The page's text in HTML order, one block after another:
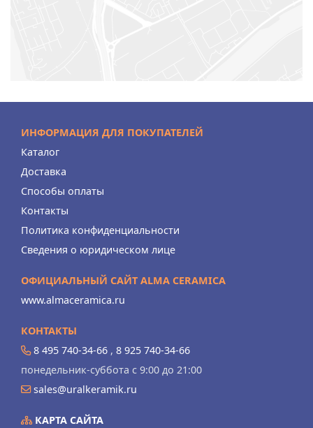
ИНФОРМАЦИЯ ДЛЯ ПОКУПАТЕЛЕЙ
Каталог
Доставка
Способы оплаты
Контакты
Политика конфиденциальности
Сведения о юридическом лице
ОФИЦИАЛЬНЫЙ САЙТ ALMA CERAMICA
www.almaceramica.ru
КОНТАКТЫ
8 495 740-34-66 , 8 925 740-34-66
понедельник-суббота с 9:00 до 21:00
sales@uralkeramik.ru
КАРТА САЙТА